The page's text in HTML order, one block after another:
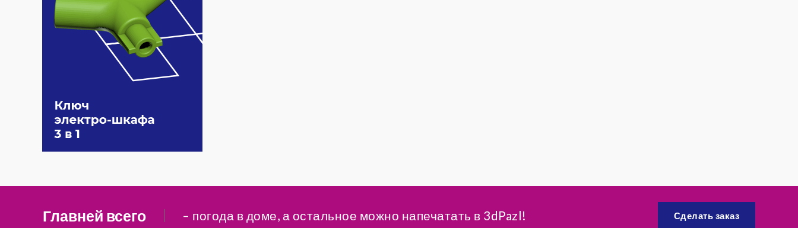
Главней всего – погода в доме, а остальное можно напечатать в 3dPazl! Сделать заказ